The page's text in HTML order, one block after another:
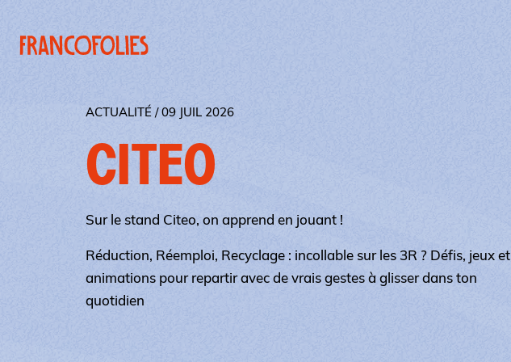
ACTUALITÉ / 09 JUIL 2026
CITEO
Sur le stand Citeo, on apprend en jouant !
Réduction, Réemploi, Recyclage : incollable sur les 3R ? Défis, jeux et
animations pour repartir avec de vrais gestes à glisser dans ton
quotidien